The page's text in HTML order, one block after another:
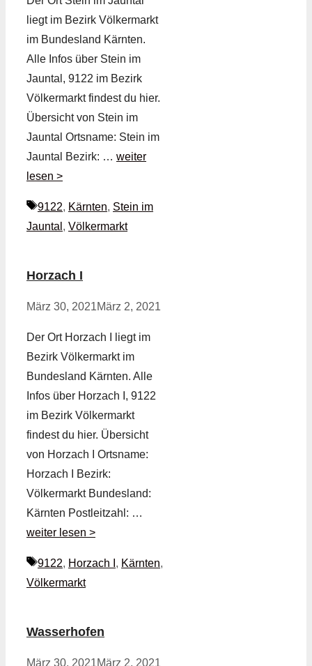
liegt im Bezirk Völkermarkt
im Bundesland Kärnten.
Alle Infos über Stein im
Jauntal, 9122 im Bezirk
Völkermarkt findest du hier.
Übersicht von Stein im
Jauntal Ortsname: Stein im
Jauntal Bezirk: … weiter
lesen >
Schlagwörter
9122, Kärnten, Stein im
Jauntal , Völkermarkt
Horzach I
März 30, 2021März 2, 2021
Der Ort Horzach I liegt im
Bezirk Völkermarkt im
Bundesland Kärnten. Alle
Infos über Horzach I, 9122
im Bezirk Völkermarkt
findest du hier. Übersicht
von Horzach I Ortsname:
Horzach I Bezirk:
Völkermarkt Bundesland:
Kärnten Postleitzahl: …
weiter lesen >
Schlagwörter
9122, Horzach I , Kärnten,
Völkermarkt
Wasserhofen
März 30, 2021März 2, 2021